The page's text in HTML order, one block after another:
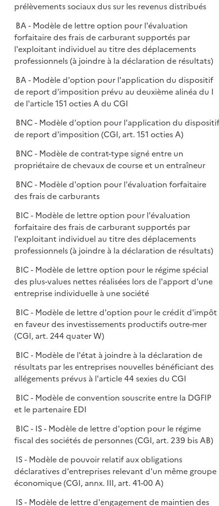
prélèvements sociaux dus sur les revenus distribués
BA - Modèle de lettre option pour l'évaluation
forfaitaire des frais de carburant supportés par
l'exploitant individuel au titre des déplacements
professionnels (à joindre à la déclaration de résultats)
BA - Modèle d'option pour l'application du dispositif
de report d'imposition prévu au deuxième alinéa du I
de l'article 151 octies A du CGI
BNC - Modèle d'option pour l'application du
de report d'imposition (CGI, art. 151 octies A)
BNC - Modèle de contrat-type signé entre un
propriétaire de chevaux de course et un entraîneur
BNC - Modèle d'option pour l'évaluation forfaitaire
des frais de carburants
BIC - Modèle de lettre option pour l'évaluation
forfaitaire des frais de carburant supportés par
l'exploitant individuel au titre des déplacements
professionnels (à joindre à la déclaration de résultats)
BIC - Modèle de lettre option pour le régime spécial
des plus-values nettes réalisées lors de l'apport d'une
entreprise individuelle à une société
BIC - Modèle de lettre d'option pour le crédit d'impôt
en faveur des investissements productifs outre-mer
(CGI, art. 244 quater W)
BIC - Modèle de l'état à joindre à la déclaration de
résultats par les entreprises nouvelles bénéficiant des
allégements prévus à l'article 44 sexies du CGI
BIC - Modèle de convention souscrite entre la DGFIP
et le partenaire EDI
BIC - IS - Modèle de lettre d'option pour le régime
fiscal des sociétés de personnes (CGI, art. 239 bis AB)
IS - Modèle de pouvoir relatif aux obligations
déclaratives d'entreprises relevant d'un même groupe
économique (CGI, annx. III, art. 41-00 A)
IS - Modèle de lettre d'engagement de maintien des